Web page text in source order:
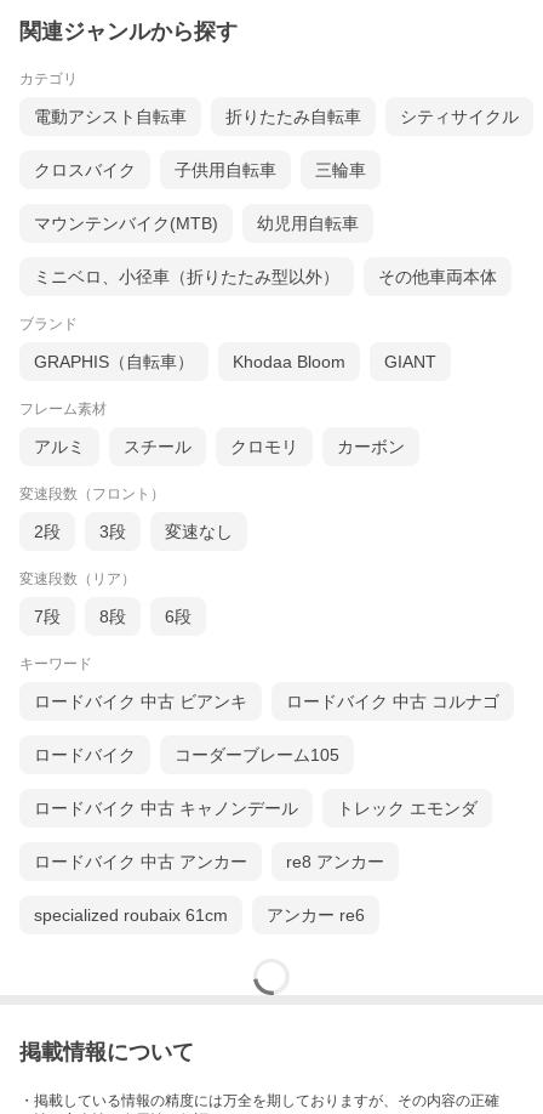
関連ジャンルから探す
カテゴリ
電動アシスト自転車 折りたたみ自転車 シティサイクル
クロスバイク 子供用自転車 三輪車
マウンテンバイク(MTB) 幼児用自転車
ミニベロ、小径車（折りたたみ型以外） その他車両本体
ブランド
GRAPHIS（自転車） Khodaa Bloom GIANT
フレーム素材
アルミ スチール クロモリ カーボン
変速段数（フロント）
2段 3段 変速なし
変速段数（リア）
7段 8段 6段
キーワード
ロードバイク 中古 ビアンキ ロードバイク 中古 コルナゴ
ロードバイク コーダーブレーム105
ロードバイク 中古 キャノンデール トレック エモンダ
ロードバイク 中古 アンカー re8 アンカー
specialized roubaix 61cm アンカー re6
掲載情報について
・掲載している情報の精度には万全を期しておりますが、その内容の正確